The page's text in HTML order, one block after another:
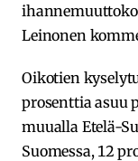
Leinonen
Oikotien
prosenttia asuu
muualla Etelä-
Suomessa, 12